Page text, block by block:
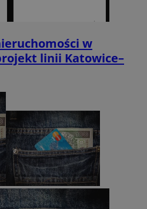
w
linii Katowice–